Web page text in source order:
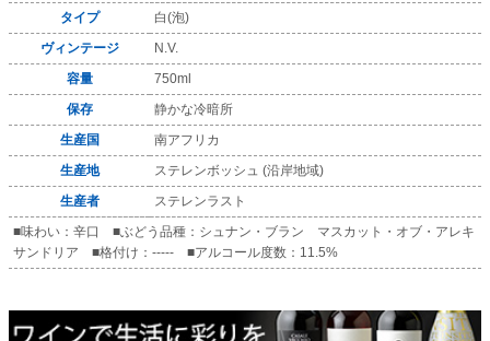
タイプ
白(泡)
ヴィンテージ
N.V.
容量
750ml
保存
静かな冷暗所
生産国
南アフリカ
生産地
ステレンボッシュ (沿岸地域)
生産者
ステレンラスト
■味わい：辛口 ■ぶどう品種：シュナン・ブラン マスカット・オブ・アレキ
サンドリア ■格付け：----- ■アルコール度数：11.5%